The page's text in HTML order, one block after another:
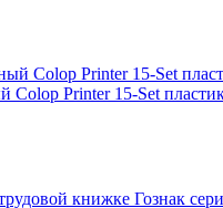
Printer 15-Set